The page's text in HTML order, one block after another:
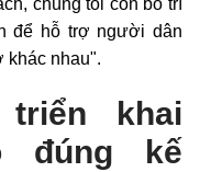
chúng tôi còn bố trí
để hỗ trợ người dân
khác nhau".
khai
đúng kế